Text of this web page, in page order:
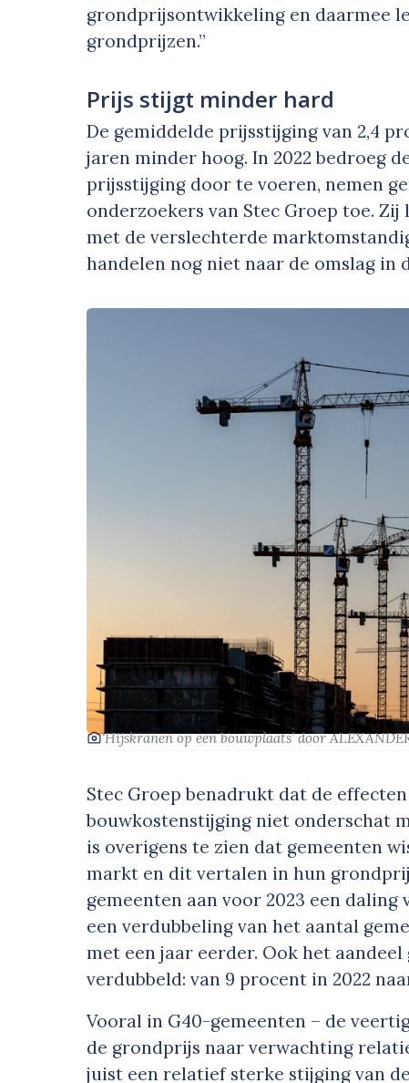
grondprijsontwikkeling en daarmee
grondprijzen.”
Prijs stijgt minder hard
De gemiddelde prijsstijging van 2,4
jaren minder hoog. In 2022 bedroeg
prijsstijging door te voeren, nemen
onderzoekers van Stec Groep toe.
met de verslechterde
handelen nog niet naar de omslag in
‘Hijskranen op een bouwplaats’door
Stec Groep benadrukt dat de
bouwkostenstijging niet onderschat
is overigens te zien dat gemeenten
markt en dit vertalen in hun
gemeenten aan voor 2023 een
een verdubbeling van het aantal
met een jaar eerder. Ook het
verdubbeld: van 9 procent in 2022
Vooral in G40-gemeenten – de
de grondprijs naar verwachting
juist een relatief sterke stijging van